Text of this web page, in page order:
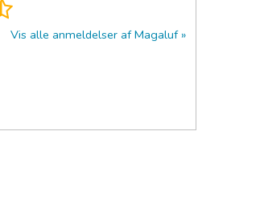
Vis alle anmeldelser af Magaluf